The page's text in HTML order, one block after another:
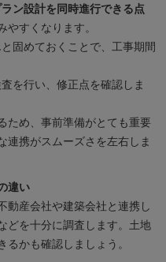
ン設計を同時進行できる点
すくなります。
固めておくことで、工事期間
を行い、修正点を確認しま
ため、事前準備がとても重要
連携がスムーズさを左右しま
違い
動産会社や建築会社と連携し
どを十分に調査します。土地
かも確認しましょう。